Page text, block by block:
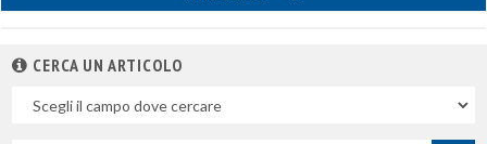
CERCA UN ARTICOLO
campo